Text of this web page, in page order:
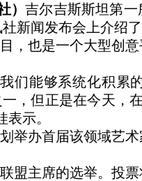
）吉尔吉斯斯坦第
新闻发布会上介绍了
，也是一个大型创
们能够系统化积累
，但正是在今天，
示。
举办首届该领域艺
盟主席的选举。投